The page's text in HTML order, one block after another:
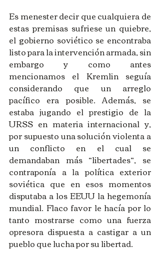
Es menester decir que cualquiera de
estas premisas sufriese un quiebre,
el gobierno soviético se encontraba
listo para la intervención armada, sin
embargo y como antes
mencionamos el Kremlin seguía
considerando que un arreglo
pacífico era posible. Además, se
estaba jugando el prestigio de la
URSS en materia internacional y,
por supuesto una solución violenta a
un conflicto en el cual se
demandaban más “libertades”, se
contraponía a la política exterior
soviética que en esos momentos
disputaba a los EEUU la hegemonía
mundial. Flaco favor le hacía por lo
tanto mostrarse como una fuerza
opresora dispuesta a castigar a un
pueblo que lucha por su libertad.